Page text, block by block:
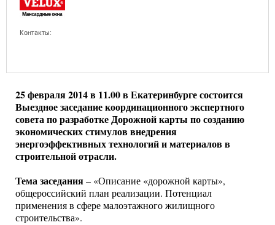
Контакты:
25 февраля 2014 в 11.00 в Екатеринбурге состоится
Выездное заседание координационного экспертного
совета по разработке Дорожной карты по созданию
экономических стимулов внедрения
энергоэффективных технологий и материалов в
строительной отрасли.
Тема заседания– «Описание «дорожной карты»,
общероссийский план реализации. Потенциал
применения в сфере малоэтажного жилищного
строительства».